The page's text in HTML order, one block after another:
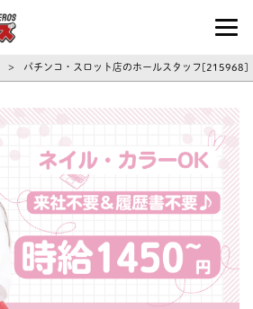
パチンコ求人・転職ならパチンコヒーロ
> パチンコ・スロット店のホールスタッフ